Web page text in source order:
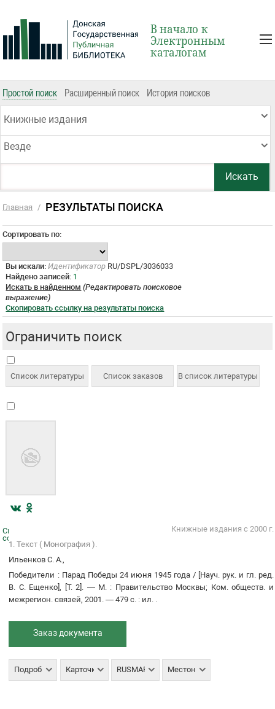
В начало к
Электронным
каталогам
Книжные издания
Простой поиск Расширенный поиск История поисков
Везде
Главная / РЕЗУЛЬТАТЫ ПОИСКА
Сортировать по:
Вы искали: Идентификатор RU/DSPL/3036033
Найдено записей: 1
Искать в найденном (Редактировать поисковое
выражение)
Скопировать ссылку на результаты поиска
Ограничить поиск
Скопировать
ссылку
Книжные издания с 2000 г.
1. Текст ( Монография ).
Ильенков С. А.,
Победители : Парад Победы 24 июня 1945 года / [Науч. рук. и гл. ред.
В. С. Ещенко]
[Т. 2] . —М. : Правительство Москвы; Ком. обществ. и
межрегион. связей 2001 . — 479 с. : ил.
Заказ документа
Подробнее Карточка RUSMARC Местонахождение